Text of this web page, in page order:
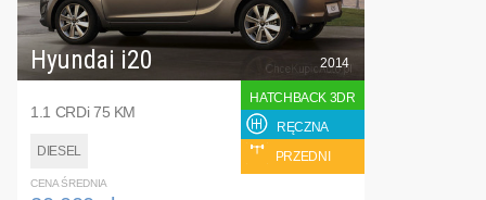
Hyundai i20
1.1 CRDi 75 KM
DIESEL
2014
HATCHBACK 3DR
RĘCZNA
PRZEDNI
CENA ŚREDNIA